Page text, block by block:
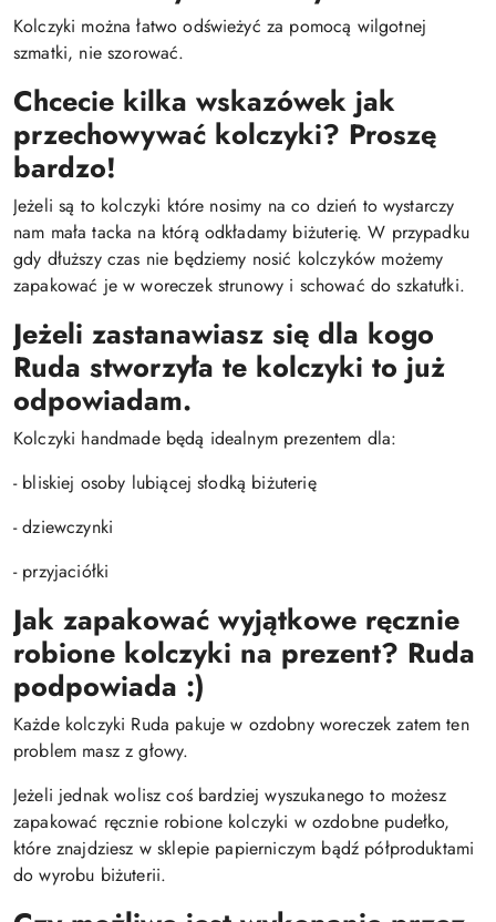
Kolczyki można łatwo odświeżyć za pomocą wilgotnej
szmatki, nie szorować.
Chcecie kilka wskazówek jak
przechowywać kolczyki? Proszę
bardzo!
Jeżeli są to kolczyki które nosimy na co dzień to wystarczy
nam mała tacka na którą odkładamy biżuterię. W przypadku
gdy dłuższy czas nie będziemy nosić kolczyków możemy
zapakować je w woreczek strunowy i schować do szkatułki.
Jeżeli zastanawiasz się dla kogo
Ruda stworzyła te kolczyki to już
odpowiadam.
Kolczyki handmade będą idealnym prezentem dla:
- bliskiej osoby lubiącej słodką biżuterię
- dziewczynki
- przyjaciółki
Jak zapakować wyjątkowe ręcznie
robione kolczyki na prezent? Ruda
podpowiada :)
Każde kolczyki Ruda pakuje w ozdobny woreczek zatem ten
problem masz z głowy.
Jeżeli jednak wolisz coś bardziej wyszukanego to możesz
zapakować ręcznie robione kolczyki w ozdobne pudełko,
które znajdziesz w sklepie papierniczym bądź półproduktami
do wyrobu biżuterii.